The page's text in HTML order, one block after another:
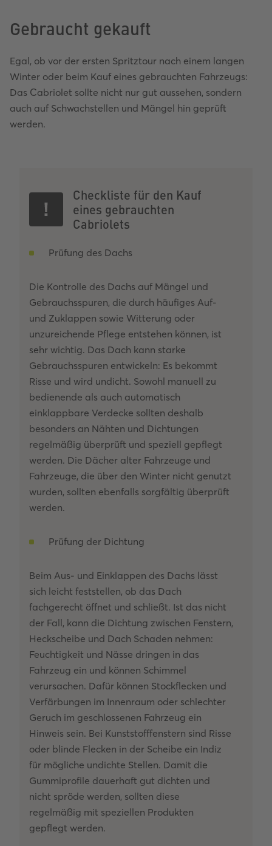
Gebraucht gekauft
Egal, ob vor der ersten Spritztour nach einem langen
Winter oder beim Kauf eines gebrauchten Fahrzeugs:
Das Cabriolet sollte nicht nur gut aussehen, sondern
auch auf Schwachstellen und Mängel hin geprüft
werden.
Checkliste für den Kauf
eines gebrauchten
Cabriolets
Prüfung des Dachs
Die Kontrolle des Dachs auf Mängel und
Gebrauchsspuren, die durch häufiges Auf-
und Zuklappen sowie Witterung oder
unzureichende Pflege entstehen können, ist
sehr wichtig. Das Dach kann starke
Gebrauchsspuren entwickeln: Es bekommt
Risse und wird undicht. Sowohl manuell zu
bedienende als auch automatisch
einklappbare Verdecke sollten deshalb
besonders an Nähten und Dichtungen
regelmäßig überprüft und speziell gepflegt
werden. Die Dächer alter Fahrzeuge und
Fahrzeuge, die über den Winter nicht genutzt
wurden, sollten ebenfalls sorgfältig überprüft
werden.
Prüfung der Dichtung
Beim Aus- und Einklappen des Dachs lässt
sich leicht feststellen, ob das Dach
fachgerecht öffnet und schließt. Ist das nicht
der Fall, kann die Dichtung zwischen Fenstern,
Heckscheibe und Dach Schaden nehmen:
Feuchtigkeit und Nässe dringen in das
Fahrzeug ein und können Schimmel
verursachen. Dafür können Stockflecken und
Verfärbungen im Innenraum oder schlechter
Geruch im geschlossenen Fahrzeug ein
Hinweis sein. Bei Kunststofffenstern sind Risse
oder blinde Flecken in der Scheibe ein Indiz
für mögliche undichte Stellen. Damit die
Gummiprofile dauerhaft gut dichten und
nicht spröde werden, sollten diese
regelmäßig mit speziellen Produkten
gepflegt werden.